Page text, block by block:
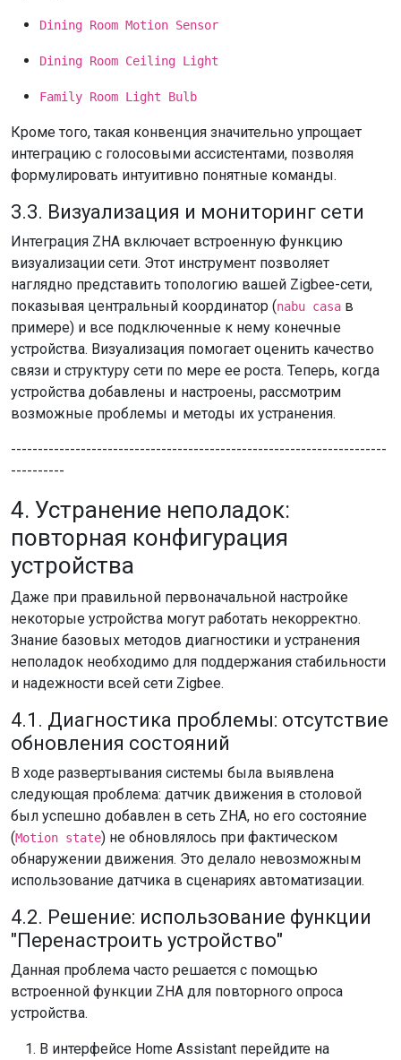
Dining Room Motion Sensor
Dining Room Ceiling Light
Family Room Light Bulb
Кроме того, такая конвенция значительно упрощает
интеграцию с голосовыми ассистентами, позволяя
формулировать интуитивно понятные команды.
3.3. Визуализация и мониторинг сети
Интеграция ZHA включает встроенную функцию
визуализации сети. Этот инструмент позволяет
наглядно представить топологию вашей Zigbee-сети,
показывая центральный координатор (nabu casa в
примере) и все подключенные к нему конечные
устройства. Визуализация помогает оценить качество
связи и структуру сети по мере ее роста. Теперь, когда
устройства добавлены и настроены, рассмотрим
возможные проблемы и методы их устранения.
----------------------------------------------------------------------
----------
4. Устранение неполадок:
повторная конфигурация
устройства
Даже при правильной первоначальной настройке
некоторые устройства могут работать некорректно.
Знание базовых методов диагностики и устранения
неполадок необходимо для поддержания стабильности
и надежности всей сети Zigbee.
4.1. Диагностика проблемы: отсутствие
обновления состояний
В ходе развертывания системы была выявлена
следующая проблема: датчик движения в столовой
был успешно добавлен в сеть ZHA, но его состояние
(Motion state) не обновлялось при фактическом
обнаружении движения. Это делало невозможным
использование датчика в сценариях автоматизации.
4.2. Решение: использование функции
"Перенастроить устройство"
Данная проблема часто решается с помощью
встроенной функции ZHA для повторного опроса
устройства.
В интерфейсе Home Assistant перейдите на